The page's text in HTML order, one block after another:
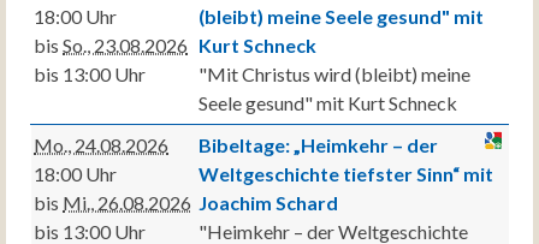
18:00 Uhr
bis So., 23.08.2026
bis 13:00 Uhr
(bleibt) meine Seele gesund" mit
Kurt Schneck
"Mit Christus wird (bleibt) meine
Seele gesund" mit Kurt Schneck
Mo., 24.08.2026
18:00 Uhr
bis Mi., 26.08.2026
bis 13:00 Uhr
Bibeltage: „Heimkehr – der
Weltgeschichte tiefster Sinn“ mit
Joachim Schard
"Heimkehr – der Weltgeschichte